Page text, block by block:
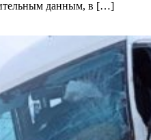
данным, в […]